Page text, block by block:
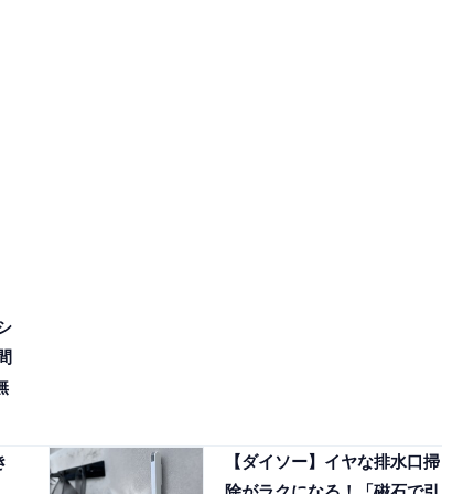
【ダイソー】イヤな排水口掃